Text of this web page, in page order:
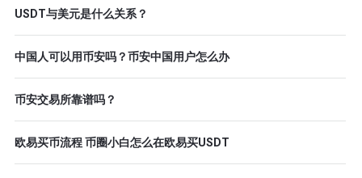
USDT与美元是什么关系？
中国人可以用币安吗？币安中国用户怎么办
币安交易所靠谱吗？
欧易买币流程 币圈小白怎么在欧易买USDT